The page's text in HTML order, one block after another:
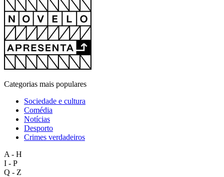
Categorias mais populares
Sociedade e cultura
Comédia
Notícias
Desporto
Crimes verdadeiros
A - H
I - P
Q - Z